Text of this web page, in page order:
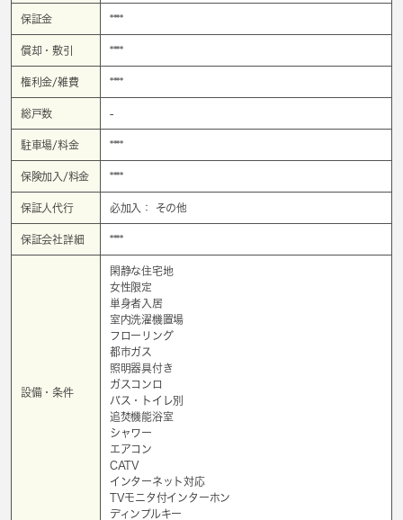
保証金 ****
償却・敷引 ****
権利金/雑費 ****
総戸数 -
駐車場/料金 ****
保険加入/料金 ****
保証人代行 必加入： その他
保証会社詳細 ****
設備・条件
閑静な住宅地
女性限定
単身者入居
室内洗濯機置場
フローリング
都市ガス
照明器具付き
ガスコンロ
バス・トイレ別
追焚機能浴室
シャワー
エアコン
CATV
インターネット対応
TVモニタ付インターホン
ディンプルキー